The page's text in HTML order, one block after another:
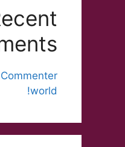
world!